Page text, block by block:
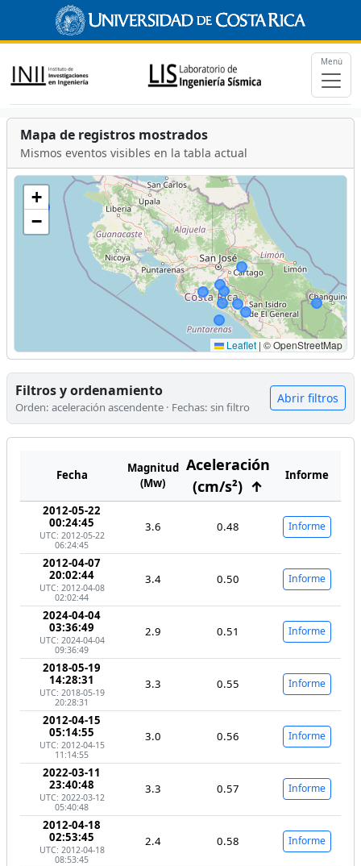
Menú
Mapa de registros mostrados
Mismos eventos visibles en la tabla actual
+
−
Leaflet | © OpenStreetMap
Filtros y ordenamiento
Orden: aceleración ascendente · Fechas: sin filtro
Abrir filtros
Fecha
Magnitud
(Mw)
Aceleración
(cm/s²) ↑
Informe
2012-05-22
00:24:45
UTC: 2012-05-22
06:24:45
3.6 0.48 Informe
2012-04-07
20:02:44
UTC: 2012-04-08
02:02:44
3.4 0.50 Informe
2024-04-04
03:36:49
UTC: 2024-04-04
09:36:49
2.9 0.51 Informe
2018-05-19
14:28:31
UTC: 2018-05-19
20:28:31
3.3 0.55 Informe
2012-04-15
05:14:55
UTC: 2012-04-15
11:14:55
3.0 0.56 Informe
2022-03-11
23:40:48
UTC: 2022-03-12
05:40:48
3.3 0.57 Informe
2012-04-18
02:53:45
UTC: 2012-04-18
08:53:45
2.4 0.58 Informe